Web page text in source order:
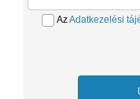
AzAdatkezelési